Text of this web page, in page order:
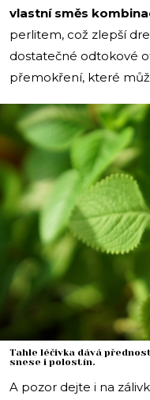
vlastní směs
perlitem, což zlepší
dostatečné odtokové
přemokření, které
Tahle léčivka dává
snese i polostín.
A pozor dejte i na